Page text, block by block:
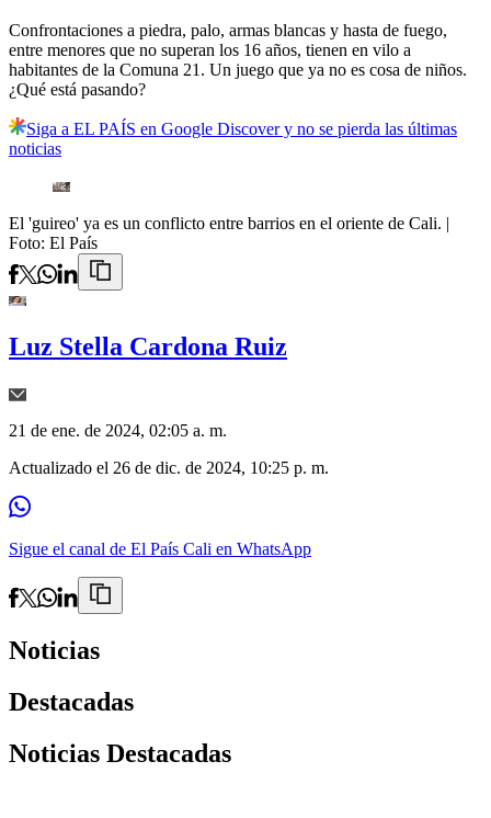
Confrontaciones a piedra, palo, armas blancas y hasta de fuego,
entre menores que no superan los 16 años, tienen en vilo a
habitantes de la Comuna 21. Un juego que ya no es cosa de niños.
¿Qué está pasando?
Siga a EL PAÍS en Google Discover y no se pierda las últimas
noticias
El 'guireo' ya es un conflicto entre barrios en el oriente de Cali. |
Foto: El País
Luz Stella Cardona Ruiz
21 de ene. de 2024, 02:05 a. m.
Actualizado el 26 de dic. de 2024, 10:25 p. m.
Sigue el canal de El País Cali en WhatsApp
Noticias
Destacadas
Noticias Destacadas